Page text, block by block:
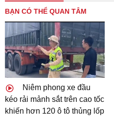
BẠN CÓ THỂ QUAN TÂM
Niêm phong xe đầu
kéo rải mảnh sắt trên cao tốc
khiến hơn 120 ô tô thủng lốp